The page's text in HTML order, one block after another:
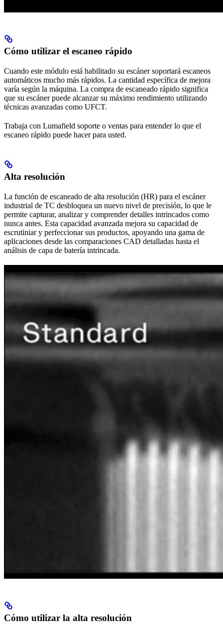
Cómo utilizar el escaneo rápido
Cuando este módulo está habilitado su escáner soportará escaneos
automáticos mucho más rápidos. La cantidad específica de mejora
varía según la máquina. La compra de escaneado rápido significa
que su escáner puede alcanzar su máximo rendimiento utilizando
técnicas avanzadas como UFCT.
Trabaja con Lumafield soporte o ventas para entender lo que el
escaneo rápido puede hacer para usted.
Alta resolución
La función de escaneado de alta resolución (HR) para el escáner
industrial de TC desbloquea un nuevo nivel de precisión, lo que le
permite capturar, analizar y comprender detalles intrincados como
nunca antes. Esta capacidad avanzada mejora su capacidad de
escrutiniar y perfeccionar sus productos, apoyando una gama de
aplicaciones desde las comparaciones CAD detalladas hasta el
análisis de capa de batería intrincada.
Cómo utilizar la alta resolución